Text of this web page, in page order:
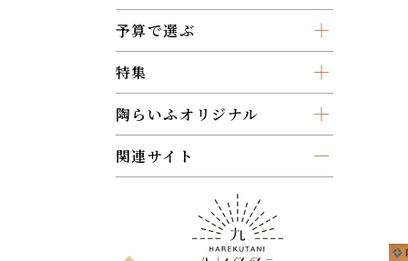
予算で選ぶ
特集
陶らいふオリジナル
関連サイト